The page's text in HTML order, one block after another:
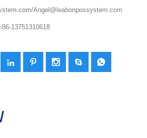
Angel@leabonpossystem.com
13751310618
    